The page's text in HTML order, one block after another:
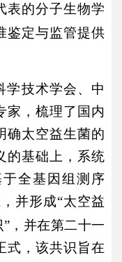
表的分子生物学
鉴定与监管提供
学技术学会、中
家，梳理了国内
确太空益生菌的
的基础上，系统
全基因组测序
并形成“太空益
，并在第二十一
式，该共识旨在